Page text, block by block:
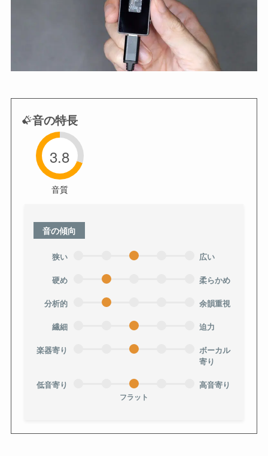
音の特長
3.8
音質
音の傾向
狭い 広い
硬め 柔らかめ
分析的 余韻重視
繊細 迫力
楽器寄り
ボーカル
寄り
低音寄り
フラット
高音寄り